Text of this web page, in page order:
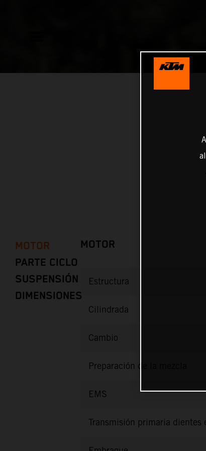
MOTOR
PARTE CICLO
SUSPENSIÓN
DIMENSIONES
MOTOR
Estructura
Cilindrada
Cambio
Preparación de la mezcla
EMS
Transmisión primaria dientes